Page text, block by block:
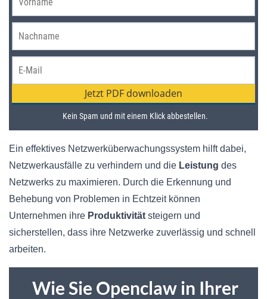
Ein effektives Netzwerküberwachungssystem hilft dabei,
Netzwerkausfälle zu verhindern und die Leistung des
Netzwerks zu maximieren. Durch die Erkennung und
Behebung von Problemen in Echtzeit können
Unternehmen ihre Produktivität steigern und
sicherstellen, dass ihre Netzwerke zuverlässig und schnell
arbeiten.